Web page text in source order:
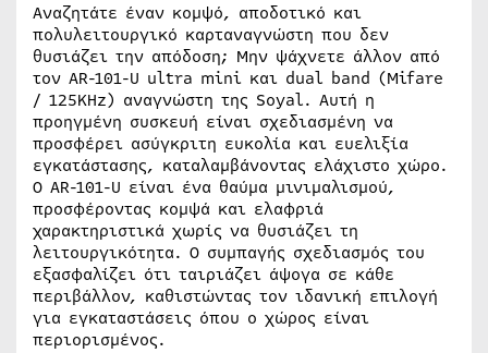
Αναζητάτε έναν κομψό, αποδοτικό και
πολυλειτουργικό καρταναγνώστη που δεν
θυσιάζει την απόδοση; Μην ψάχνετε άλλον από
τον AR-101-U ultra mini και dual band (Mifare
/ 125KHz) αναγνώστη της Soyal. Αυτή η
προηγμένη συσκευή είναι σχεδιασμένη να
προσφέρει ασύγκριτη ευκολία και ευελιξία
εγκατάστασης, καταλαμβάνοντας ελάχιστο χώρο.
Ο AR-101-U είναι ένα θαύμα μινιμαλισμού,
προσφέροντας κομψά και ελαφριά
χαρακτηριστικά χωρίς να θυσιάζει τη
λειτουργικότητα. Ο συμπαγής σχεδιασμός του
εξασφαλίζει ότι ταιριάζει άψογα σε κάθε
περιβάλλον, καθιστώντας τον ιδανική επιλογή
για εγκαταστάσεις όπου ο χώρος είναι
περιορισμένος.